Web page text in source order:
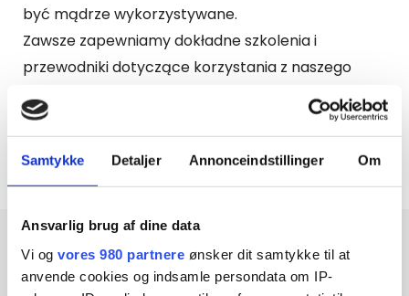
Samtykke Detaljer Annonceindstillinger Om
Ansvarlig brug af dine data
Vi og vores 980 partnere ønsker dit samtykke til at
anvende cookies og indsamle persondata om IP-
być mądrze wykorzystywane.
Zawsze zapewniamy dokładne szkolenia i
przewodniki dotyczące korzystania z naszego
sprzętu i oprogramowania. Dzięki temu można
mieć pewność, że start jest udany, a system jest
Ciebie maksymalną wartość.